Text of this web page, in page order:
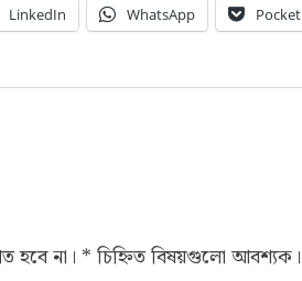
LinkedIn WhatsApp Pocket
হবে না। * চিহ্নিত বিষয়গুলো আবশ্যক।